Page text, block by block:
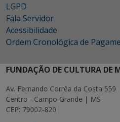
LGPD
Fala Servidor
Acessibilidade
Ordem Cronológica de
FUNDAÇÃO DE CULTURA DE
Av. Fernando Corrêa da Costa 559
Centro - Campo Grande | MS
CEP: 79002-820